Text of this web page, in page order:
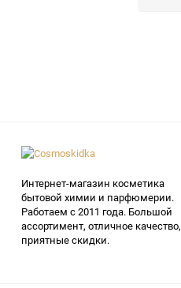
Интернет-магазин косметика
бытовой химии и парфюмерии.
Работаем с 2011 года. Большой
ассортимент, отличное качество,
приятные скидки.